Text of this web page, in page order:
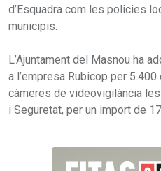
d’Esquadra com les policies
municipis.
L’Ajuntament del Masnou ha
a l’empresa Rubicop per
càmeres de videovigilància
i Seguretat, per un import de